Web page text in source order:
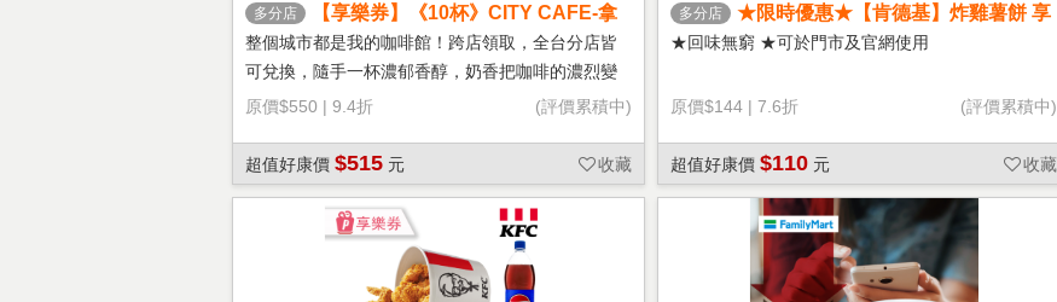
多分店
【享樂券】《10杯》CITY CAFE-拿
鐵(大杯-熱)
整個城市都是我的咖啡館！跨店領取，全台分店皆
可兌換，隨手一杯濃郁香醇，奶香把咖啡的濃烈變
溫柔！
原價$550 | 9.4折 (評價累積中)
超值好康價 $515 元 收藏
多分店
★限時優惠★【肯德基】炸雞薯餅 享
樂券
★回味無窮 ★可於門市及官網使用
原價$144 | 7.6折 (評價累積中)
超值好康價 $110 元 收藏